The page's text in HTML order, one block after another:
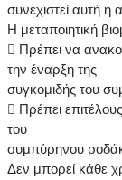
συνεχιστεί αυτή η
Η μεταποιητική
 Πρέπει να
την έναρξη της
συγκομιδής του
 Πρέπει
του
συμπύρηνου
Δεν μπορεί κάθε